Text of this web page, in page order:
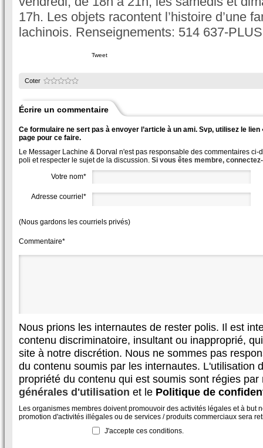
17h. Les objets racontent l’histoire d’une
lachinois. Renseignements: 514 637-
Tweet
Coter
Écrire un commentaire
Ce formulaire ne sert pas à envoyer l’article à un ami. Svp, utilisez le
page pour ce faire.
Le Messager Lachine & Dorval n'est pas responsable des commentaires ci-
poli et respecter le sujet de la discussion. Si vous êtes membre,
Votre nom*
Adresse courriel*
(Nous gardons les courriels privés)
Commentaire*
Nous prions les internautes de rester polis. Il est
contenu discriminatoire, insultant ou inapproprié,
site à notre discrétion. Nous ne sommes pas
du contenu soumis par les internautes. L'utilisation
propriété du contenu qui est soumis sont régies
générales d'utilisation et le Politique de
Les organismes membres doivent promouvoir des activités légales et à but
promotion d'activités illégales ou de services / produits commerciaux sera
J'accepte ces conditions.